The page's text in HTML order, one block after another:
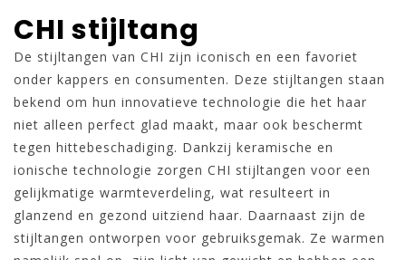
CHI stijltang
De stijltangen van CHI zijn iconisch en een favoriet
onder kappers en consumenten. Deze stijltangen staan
bekend om hun innovatieve technologie die het haar
niet alleen perfect glad maakt, maar ook beschermt
tegen hittebeschadiging. Dankzij keramische en
ionische technologie zorgen CHI stijltangen voor een
gelijkmatige warmteverdeling, wat resulteert in
glanzend en gezond uitziend haar. Daarnaast zijn de
stijltangen ontworpen voor gebruiksgemak. Ze warmen